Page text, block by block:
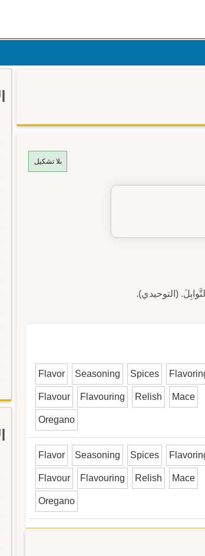
بلا تشكيل
(التوحيدي).
Flavor Seasoning Spices
Flavour Flavouring Relish Mace
Oregano
Flavor Seasoning Spices
Flavour Flavouring Relish Mace
Oregano